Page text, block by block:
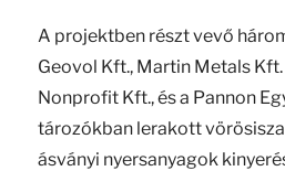
A projektben részt vevő
Geovol Kft., Martin Metals
Nonprofit Kft., és a Pannon
tározókban lerakott
ásványi nyersanyagok